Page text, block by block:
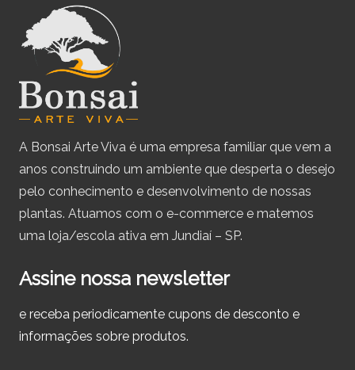
A Bonsai Arte Viva é uma empresa familiar que vem a
anos construindo um ambiente que desperta o desejo
pelo conhecimento e desenvolvimento de nossas
plantas. Atuamos com o e-commerce e matemos
uma loja/escola ativa em Jundiaí – SP.
Assine nossa newsletter
e receba periodicamente cupons de desconto e
informações sobre produtos.